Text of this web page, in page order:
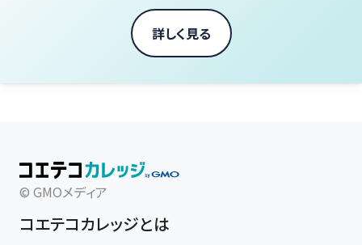
詳しく見る
© GMOメディア
コエテコカレッジとは